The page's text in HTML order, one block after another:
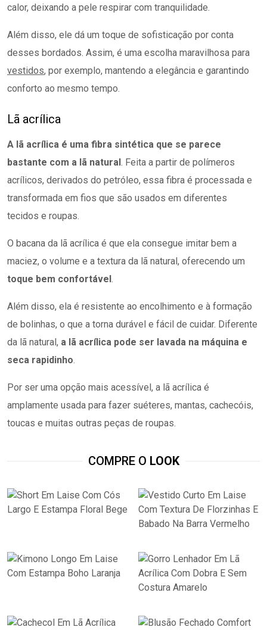
calor, deixando a pele respirar com tranquilidade.
Além disso, ele dá um toque de sofisticação por conta
desses bordados. Assim, é uma escolha maravilhosa para
vestidos, por exemplo, mantendo a elegância e garantindo
conforto ao mesmo tempo.
Lã acrílica
A lã acrílica é uma fibra sintética que se parece
bastante com a lã natural. Feita a partir de polímeros
acrílicos, derivados do petróleo, essa fibra é processada e
transformada em fios que são usados em diferentes
tecidos e roupas.
O bacana da lã acrílica é que ela consegue imitar bem a
maciez, o volume e a textura da lã natural, oferecendo um
toque bem confortável.
Além disso, ela é resistente ao encolhimento e à formação
de bolinhas, o que a torna durável e fácil de cuidar. Diferente
da lã natural, a lã acrílica pode ser lavada na máquina e
seca rapidinho.
Por ser uma opção mais acessível, a lã acrílica é
amplamente usada para fazer suéteres, mantas, cachecóis,
toucas e muitas outras peças de roupas.
COMPRE O LOOK